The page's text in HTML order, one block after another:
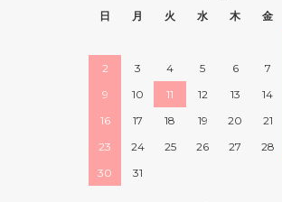
日
月 火 水 木 金
2
3 4 5 6 7
9
10 11 12 13 14
16
17 18 19 20 21
23
24 25 26 27 28
30
31